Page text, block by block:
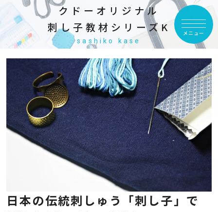
メニュー
クドーオリジナル
刺し子教材シリーズK
sashiko kase
日本の伝統刺しゅう「刺し子」で